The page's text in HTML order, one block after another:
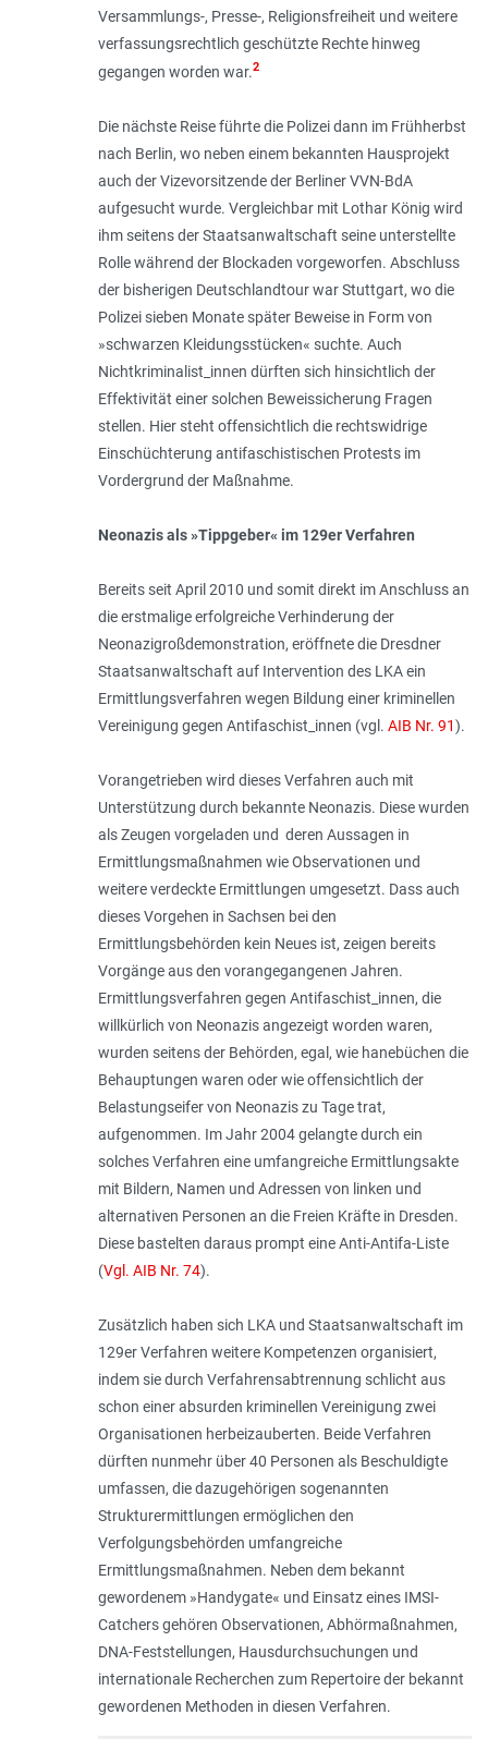
Versammlungs-, Presse-, Religionsfreiheit und weitere
verfassungsrechtlich geschützte Rechte hinweg
gegangen worden war.2
Die nächste Reise führte die Polizei dann im Frühherbst
nach Berlin, wo neben einem bekannten Hausprojekt
auch der Vizevorsitzende der Berliner VVN-BdA
aufgesucht wurde. Vergleichbar mit Lothar König wird
ihm seitens der Staatsanwaltschaft seine unterstellte
Rolle während der Blockaden vorgeworfen. Abschluss
der bisherigen Deutschlandtour war Stuttgart, wo die
Polizei sieben Monate später Beweise in Form von
»schwarzen Kleidungsstücken« suchte. Auch
Nichtkriminalist_innen dürften sich hinsichtlich der
Effektivität einer solchen Beweissicherung Fragen
stellen. Hier steht offensichtlich die rechtswidrige
Einschüchterung antifaschistischen Protests im
Vordergrund der Maßnahme.
Neonazis als »Tippgeber« im 129er Verfahren
Bereits seit April 2010 und somit direkt im Anschluss an
die erstmalige erfolgreiche Verhinderung der
Neonazigroßdemonstration, eröffnete die Dresdner
Staatsanwaltschaft auf Intervention des LKA ein
Ermittlungsverfahren wegen Bildung einer kriminellen
Vereinigung gegen Antifaschist_innen (vgl. AIB Nr. 91).
Vorangetrieben wird dieses Verfahren auch mit
Unterstützung durch bekannte Neonazis. Diese wurden
als Zeugen vorgeladen und deren Aussagen in
Ermittlungsmaßnahmen wie Observationen und
weitere verdeckte Ermittlungen umgesetzt. Dass auch
dieses Vorgehen in Sachsen bei den
Ermittlungsbehörden kein Neues ist, zeigen bereits
Vorgänge aus den vorangegangenen Jahren.
Ermittlungsverfahren gegen Antifaschist_innen, die
willkürlich von Neonazis angezeigt worden waren,
wurden seitens der Behörden, egal, wie hanebüchen die
Behauptungen waren oder wie offensichtlich der
Belastungseifer von Neonazis zu Tage trat,
aufgenommen. Im Jahr 2004 gelangte durch ein
solches Verfahren eine umfangreiche Ermittlungsakte
mit Bildern, Namen und Adressen von linken und
alternativen Personen an die Freien Kräfte in Dresden.
Diese bastelten daraus prompt eine Anti-Antifa-Liste
(Vgl. AIB Nr. 74).
Zusätzlich haben sich LKA und Staatsanwaltschaft im
129er Verfahren weitere Kompetenzen organisiert,
indem sie durch Verfahrensabtrennung schlicht aus
schon einer absurden kriminellen Vereinigung zwei
Organisationen herbeizauberten. Beide Verfahren
dürften nunmehr über 40 Personen als Beschuldigte
umfassen, die dazugehörigen sogenannten
Strukturermittlungen ermöglichen den
Verfolgungsbehörden umfangreiche
Ermittlungsmaßnahmen. Neben dem bekannt
gewordenem »Handygate« und Einsatz eines IMSI-
Catchers gehören Observationen, Abhörmaßnahmen,
DNA-Feststellungen, Hausdurchsuchungen und
internationale Recherchen zum Repertoire der bekannt
gewordenen Methoden in diesen Verfahren.